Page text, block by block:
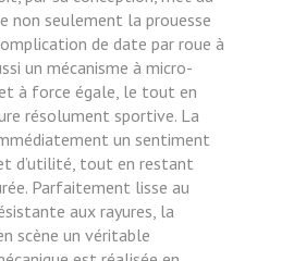
non seulement la prouesse
de date par roue à
un mécanisme à micro-
à force égale, le tout en
résolument sportive. La
un sentiment
d’utilité, tout en restant
Parfaitement lisse au
aux rayures, la
scène un véritable